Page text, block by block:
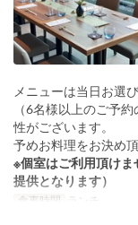
メニューは当日お選
（6名様以上のご予
性がございます。
予めお料理をお決め
※個室はご利用頂け
提供となります）
食事時間 ランチ